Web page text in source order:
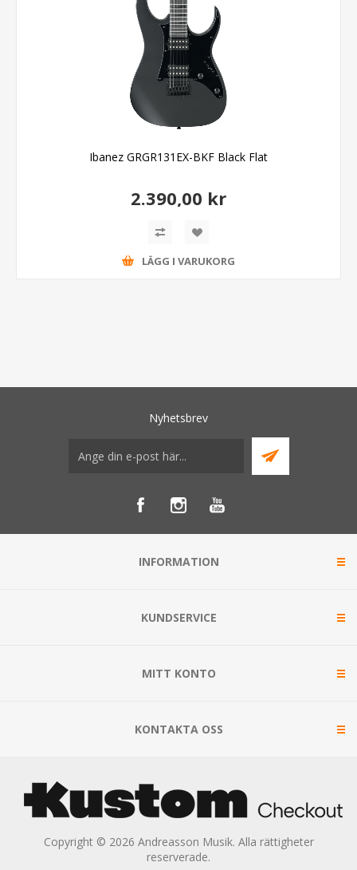
Ibanez GRGR131EX-BKF Black Flat
2.390,00 kr
LÄGG I VARUKORG
Nyhetsbrev
INFORMATION
KUNDSERVICE
MITT KONTO
KONTAKTA OSS
Copyright © 2026 Andreasson Musik. Alla rättigheter
reserverade.